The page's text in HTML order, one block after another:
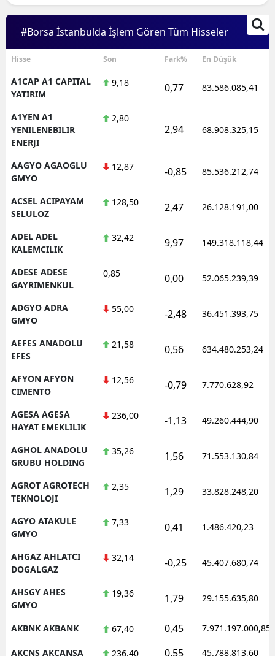
#Borsa İstanbulda İşlem Gören Tüm Hisseler
Hisse Son Fark% En Düşük
A1CAP A1 CAPITAL
YATIRIM
9,18 0,77 83.586.085,41
A1YEN A1
YENILENEBILIR
ENERJI
2,80
2,94 68.908.325,15
AAGYO AGAOGLU
GMYO
12,87 -0,85 85.536.212,74
ACSEL ACIPAYAM
SELULOZ
128,50 2,47 26.128.191,00
ADEL ADEL
KALEMCILIK
32,42 9,97 149.318.118,44
ADESE ADESE
GAYRIMENKUL
0,85 0,00 52.065.239,39
ADGYO ADRA
GMYO
55,00 -2,48 36.451.393,75
AEFES ANADOLU
EFES
21,58 0,56 634.480.253,24
AFYON AFYON
CIMENTO
12,56 -0,79 7.770.628,92
AGESA AGESA
HAYAT EMEKLILIK
236,00 -1,13 49.260.444,90
AGHOL ANADOLU
GRUBU HOLDING
35,26 1,56 71.553.130,84
AGROT AGROTECH
TEKNOLOJI
2,35 1,29 33.828.248,20
AGYO ATAKULE
GMYO
7,33 0,41 1.486.420,23
AHGAZ AHLATCI
DOGALGAZ
32,14 -0,25 45.407.680,74
AHSGY AHES
GMYO
19,36 1,79 29.155.635,80
AKBNK AKBANK 67,40 0,45 7.971.197.000,85
AKCNS AKCANSA 236,40 0,55 45.788.813,60